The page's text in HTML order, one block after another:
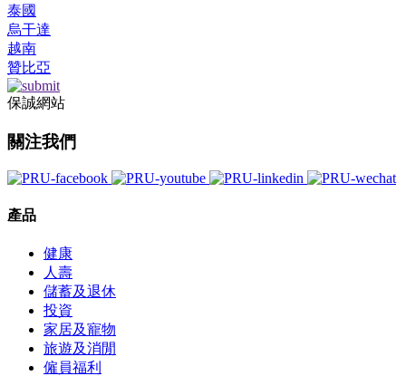
泰國
烏干達
越南
贊比亞
保誠網站
關注我們
產品
健康
人壽
儲蓄及退休
投資
家居及寵物
旅遊及消閒
僱員福利